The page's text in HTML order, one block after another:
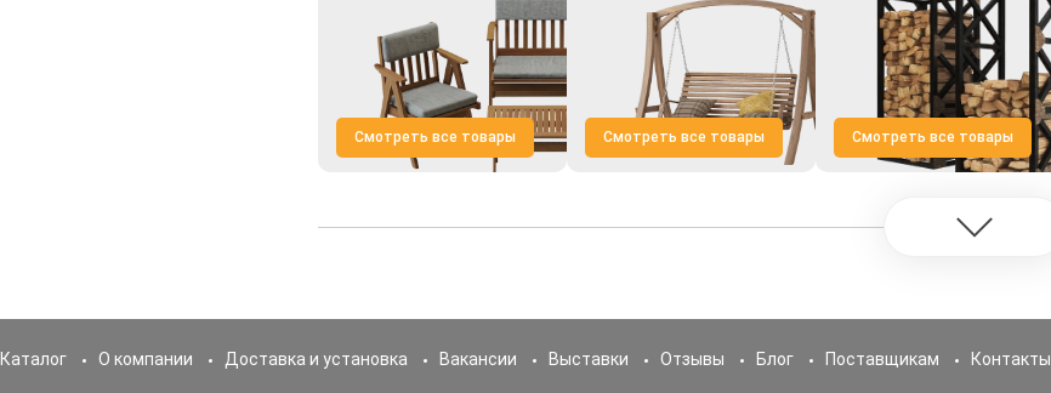
Смотреть все товары Смотреть все товары Смотреть все товары
Каталог О компании Доставка и установка Вакансии Выставки Отзывы Блог Поставщикам Контакты